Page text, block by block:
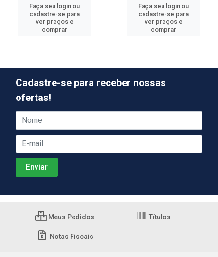
Faça seu login ou
cadastre-se para
ver preços e
comprar
Faça seu login ou
cadastre-se para
ver preços e
comprar
Cadastre-se para receber nossas
ofertas!
Meus Pedidos Títulos
Notas Fiscais